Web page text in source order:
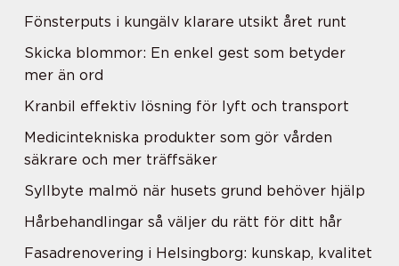
Fönsterputs i kungälv klarare utsikt året runt
Skicka blommor: En enkel gest som betyder
mer än ord
Kranbil effektiv lösning för lyft och transport
Medicintekniska produkter som gör vården
säkrare och mer träffsäker
Syllbyte malmö när husets grund behöver hjälp
Hårbehandlingar så väljer du rätt för ditt hår
Fasadrenovering i Helsingborg: kunskap, kvalitet